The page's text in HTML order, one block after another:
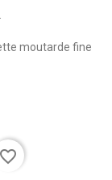
moutarde fine
favorite_border